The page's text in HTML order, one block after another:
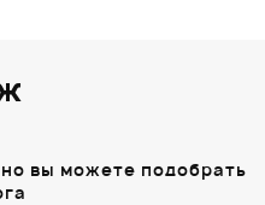
вы можете подобрать